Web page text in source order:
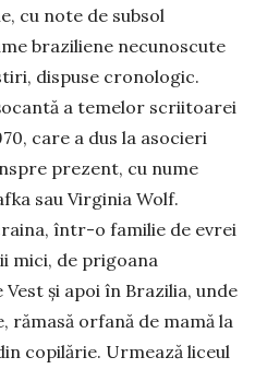
cu note de subsol
braziliene necunoscute
dispuse cronologic.
a temelor scriitoarei
care a dus la asocieri
prezent, cu nume
sau Virginia Wolf.
într-o familie de evrei
mici, de prigoana
şi apoi în Brazilia, unde
rămasă orfană de mamă la
copilărie. Urmează liceul